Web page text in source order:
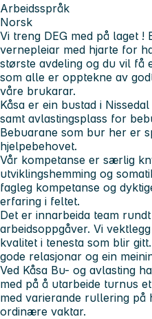
Arbeidsspråk
Norsk
Vi treng DEG med på laget
vernepleiar med hjarte for
største avdeling og du vil få
som alle er opptekne av
våre brukarar.
Kåsa er ein bustad i
samt avlastingsplass for
Bebuarane som bur her er
hjelpebehovet.
Vår kompetanse er særlig
utviklingshemming og
fagleg kompetanse og
erfaring i feltet.
Det er innarbeida team
arbeidsoppgåver. Vi
kvalitet i tenesta som blir
gode relasjonar og ein
Ved Kåsa Bu- og avlasting
med på å utarbeide turnus
med varierande rullering på
ordinære vaktar.